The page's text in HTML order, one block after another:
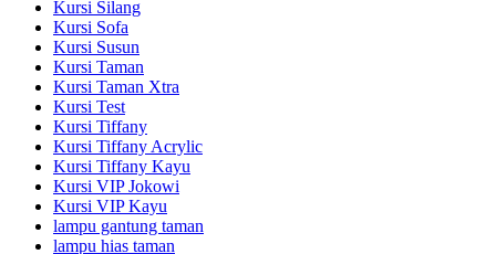
Kursi Silang
Kursi Sofa
Kursi Susun
Kursi Taman
Kursi Taman Xtra
Kursi Test
Kursi Tiffany
Kursi Tiffany Acrylic
Kursi Tiffany Kayu
Kursi VIP Jokowi
Kursi VIP Kayu
lampu gantung taman
lampu hias taman